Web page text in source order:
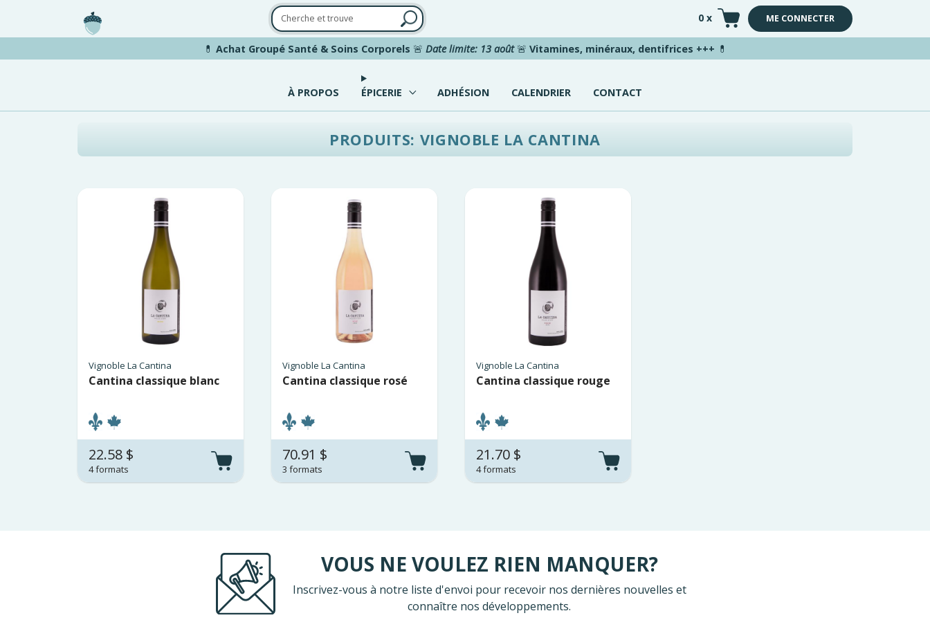
0 x ME CONNECTER
💊 Achat Groupé Santé & Soins Corporels 🚨 Date limite: 13 août🚨 Vitamines, minéraux, dentifrices +++ 💊
À PROPOS ÉPICERIE ADHÉSION CALENDRIER CONTACT
PRODUITS: VIGNOBLE LA CANTINA
Vignoble La Cantina
Cantina classique blanc
22.58 $
4 formats
Vignoble La Cantina
Cantina classique rosé
70.91 $
3 formats
Vignoble La Cantina
Cantina classique rouge
21.70 $
4 formats
VOUS NE VOULEZ RIEN MANQUER?
Inscrivez-vous à notre liste d'envoi pour recevoir nos dernières nouvelles et
connaître nos développements.